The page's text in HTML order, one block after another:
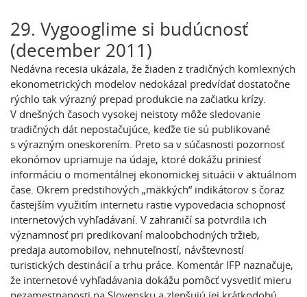
29. Vygooglime si budúcnosť
(december 2011)
Nedávna recesia ukázala, že žiaden z tradičných komlexných
ekonometrických modelov nedokázal predvídať dostatočne
rýchlo tak výrazný prepad produkcie na začiatku krízy.
V dnešných časoch vysokej neistoty môže sledovanie
tradičných dát nepostačujúce, keďže tie sú publikované
s výrazným oneskorením. Preto sa v súčasnosti pozornosť
ekonómov upriamuje na údaje, ktoré dokážu priniesť
informáciu o momentálnej ekonomickej situácii v aktuálnom
čase. Okrem predstihových „mäkkých“ indikátorov s čoraz
častejším využitím internetu rastie vypovedacia schopnosť
internetových vyhľadávaní. V zahraničí sa potvrdila ich
významnosť pri predikovaní maloobchodných tržieb,
predaja automobilov, nehnuteľností, návštevností
turistických destinácií a trhu práce. Komentár IFP naznačuje,
že internetové vyhľadávania dokážu pomôcť vysvetliť mieru